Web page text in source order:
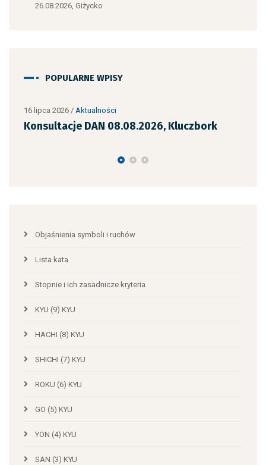
26.08.2026, Giżycko
POPULARNE WPISY
16 lipca 2026/Aktualności
Konsultacje DAN 08.08.2026, Kluczbork
Objaśnienia symboli i ruchów
Lista kata
Stopnie i ich zasadnicze kryteria
KYU (9) KYU
HACHI (8) KYU
SHICHI (7) KYU
ROKU (6) KYU
GO (5) KYU
YON (4) KYU
SAN (3) KYU